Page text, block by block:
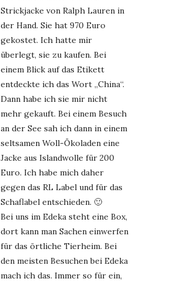
Strickjacke von Ralph Lauren in
der Hand. Sie hat 970 Euro
gekostet. Ich hatte mir
überlegt, sie zu kaufen. Bei
einem Blick auf das Etikett
entdeckte ich das Wort „China“.
Dann habe ich sie mir nicht
mehr gekauft. Bei einem Besuch
an der See sah ich dann in einem
seltsamen Woll-Ökoladen eine
Jacke aus Islandwolle für 200
Euro. Ich habe mich daher
gegen das RL Label und für das
Schaflabel entschieden. 🙂
Bei uns im Edeka steht eine Box,
dort kann man Sachen einwerfen
für das örtliche Tierheim. Bei
den meisten Besuchen bei Edeka
mach ich das. Immer so für ein,